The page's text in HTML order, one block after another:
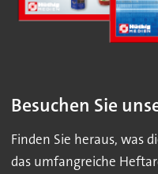
Besuchen Sie
Finden Sie heraus, was
das umfangreiche